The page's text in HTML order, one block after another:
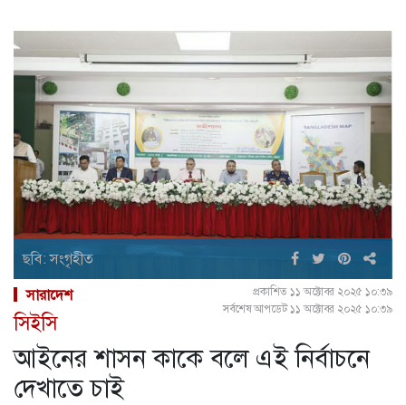
ছবি: সংগৃহীত
সারাদেশ
প্রকাশিত ১১ অক্টোবর ২০২৫ ১০:৩৯
সর্বশেষ আপডেট ১১ অক্টোবর ২০২৫ ১০:৩৯
সিইসি
আইনের শাসন কাকে বলে এই নির্বাচনে
দেখাতে চাই